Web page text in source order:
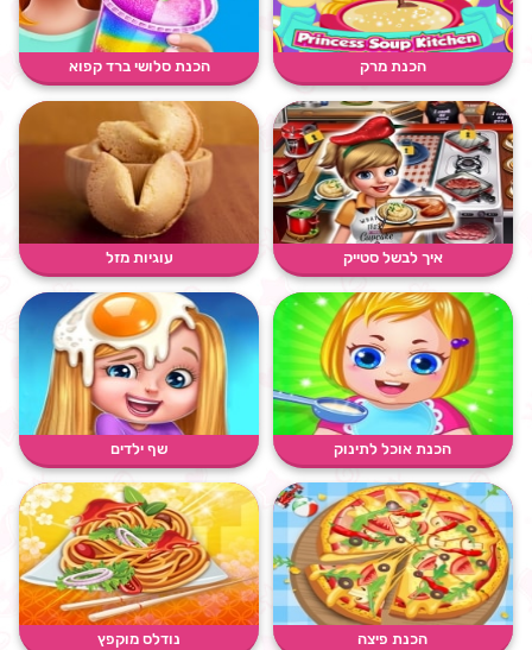
הכנת מרק הכנת סלושי ברד קפוא
איך לבשל סטייק עוגיות מזל
הכנת אוכל לתינוק שף ילדים
הכנת פיצה נודלס מוקפץ